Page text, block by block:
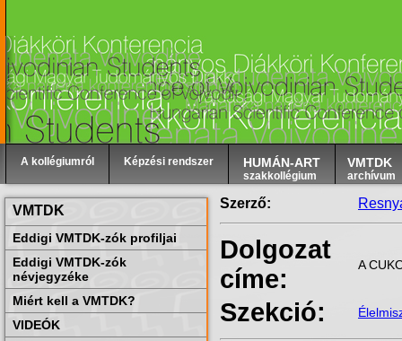
A kollégiumról Képzési rendszer HUMÁN-ART
szakkollégium
VMTDK
archívum
VMTDK
Eddigi VMTDK-zók profiljai
Eddigi VMTDK-zók
névjegyzéke
Miért kell a VMTDK?
VIDEÓK
Szerző:
Dolgozat
címe:
A
Szekció: